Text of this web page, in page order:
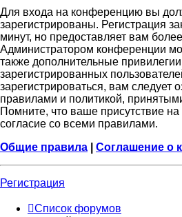
Для входа на конференцию вы
зарегистрированы. Регистрация
минут, но предоставляет вам
Администратором конференции
также дополнительные
зарегистрированных
зарегистрироваться, вам следует
правилами и политикой,
Помните, что ваше присутствие
согласие со всеми правилами.
Общие правила
Соглашение о
Регистрация
Список форумов